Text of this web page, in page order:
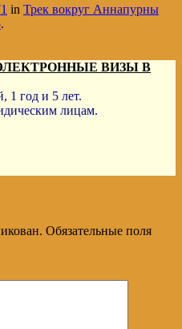
in Трек вокруг Аннапурны
.
ВИЗЫ В
1 год и 5 лет.
лицам.
Обязательные поля